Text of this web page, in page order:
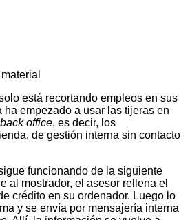
está recortando empleos en sus
empezado a usar las tijeras en
back office, es decir, los
de gestión interna sin contacto
funcionando de la siguiente
al mostrador, el asesor rellena el
crédito en su ordenador. Luego lo
y se envía por mensajería interna